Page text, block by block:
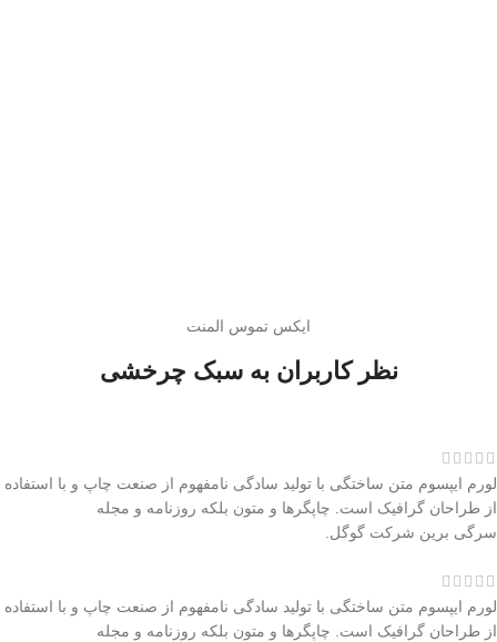
ایکس تموس المنت
نظر کاربران به سبک چرخشی
لورم ایپسوم متن ساختگی با تولید سادگی نامفهوم از صنعت چاپ و با استفاده
از طراحان گرافیک است. چاپگرها و متون بلکه روزنامه و مجله
سرگی برین شرکت گوگل.
لورم ایپسوم متن ساختگی با تولید سادگی نامفهوم از صنعت چاپ و با استفاده
از طراحان گرافیک است. چاپگرها و متون بلکه روزنامه و مجله